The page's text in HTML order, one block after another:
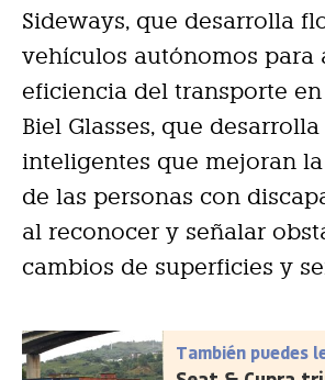
Sideways, que desarrolla
vehículos autónomos para
eficiencia del transporte
Biel Glasses, que
inteligentes que mejoran
de las personas con
al reconocer y señalar
cambios de superficies y
También puedes